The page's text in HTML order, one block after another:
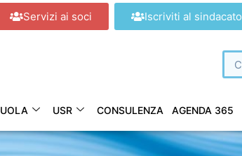
Servizi ai soci Iscriviti al sindacato
USR CONSULENZA AGENDA 365